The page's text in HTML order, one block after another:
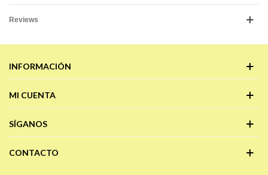
Reviews
INFORMACIÓN
MI CUENTA
SÍGANOS
CONTACTO